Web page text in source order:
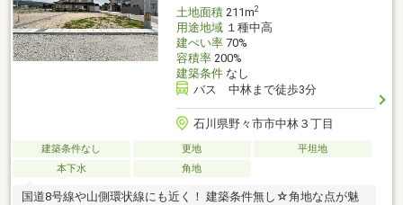
土地面積211m2
用途地域１種中高
建ぺい率70%
容積率200%
建築条件なし
バス 中林まで徒歩3分
石川県野々市市中林３丁目
建築条件なし 更地
平坦地
本下水
角地
国道8号線や山側環状線にも近く！ 建築条件無し☆角地な点が魅